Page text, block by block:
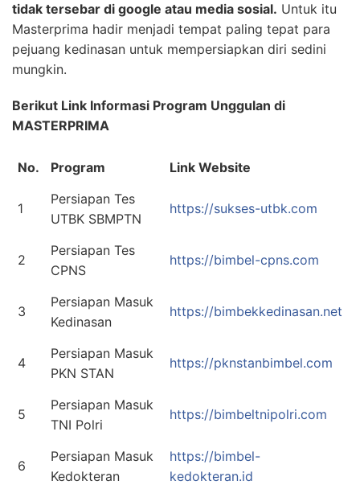
tidak tersebar di google atau media sosial. Untuk itu
Masterprima hadir menjadi tempat paling tepat para
pejuang kedinasan untuk mempersiapkan diri sedini
mungkin.
Berikut Link Informasi Program Unggulan di
MASTERPRIMA
No. Program Link Website
1
Persiapan Tes
UTBK SBMPTN
https://sukses-utbk.com
2
Persiapan Tes
CPNS
https://bimbel-cpns.com
3
Persiapan Masuk
Kedinasan
https://bimbekkedinasan.net
4
Persiapan Masuk
PKN STAN
https://pknstanbimbel.com
5
Persiapan Masuk
TNI Polri
https://bimbeltnipolri.com
6
Persiapan Masuk
Kedokteran
https://bimbel-
kedokteran.id